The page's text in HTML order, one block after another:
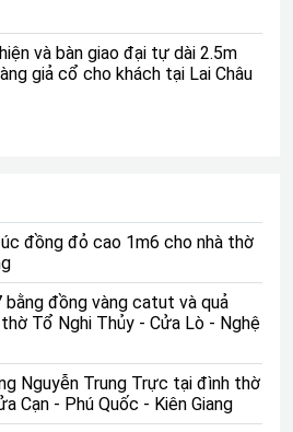
và bàn giao đại tự dài 2.5m
giả cổ cho khách tại Lai Châu
đồng đỏ cao 1m6 cho nhà thờ
đồng vàng catut và quả
Tổ Nghi Thủy - Cửa Lò - Nghệ
Nguyễn Trung Trực tại đình thờ
Cạn - Phú Quốc - Kiên Giang